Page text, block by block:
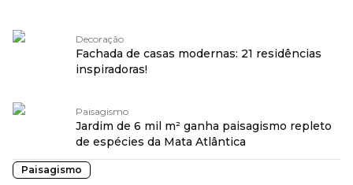
Decoração
Fachada de casas modernas: 21 residências
inspiradoras!
Paisagismo
Jardim de 6 mil m² ganha paisagismo repleto
de espécies da Mata Atlântica
Paisagismo